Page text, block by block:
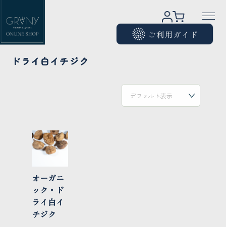
ドライ白イチジク
オーガニ
ック・ド
ライ白イ
チジク